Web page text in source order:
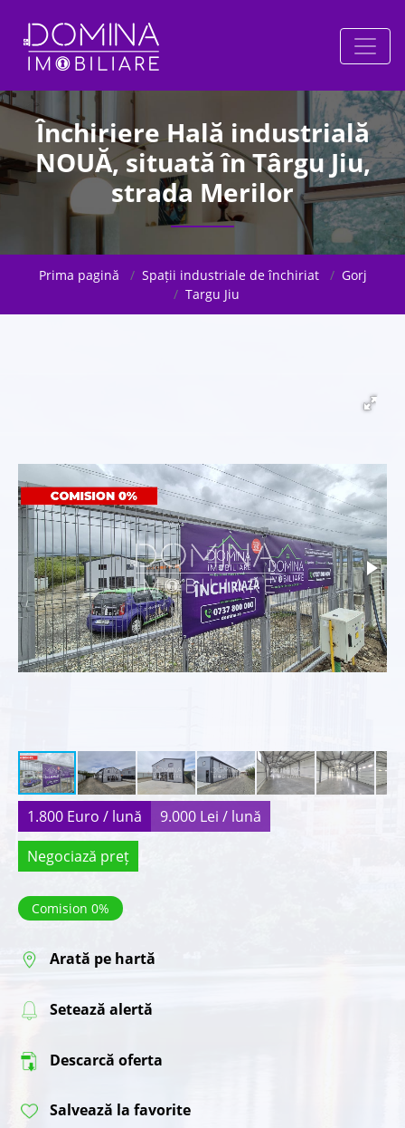
Închiriere Hală industrială
NOUĂ, situată în Târgu Jiu,
strada Merilor
Prima pagină Spații industriale de închiriat
Gorj
Targu Jiu
1.800 Euro / lună
9.000 Lei / lună
Negociază preț
Comision 0%
Arată pe hartă
Setează alertă
Descarcă oferta
Salvează la favorite